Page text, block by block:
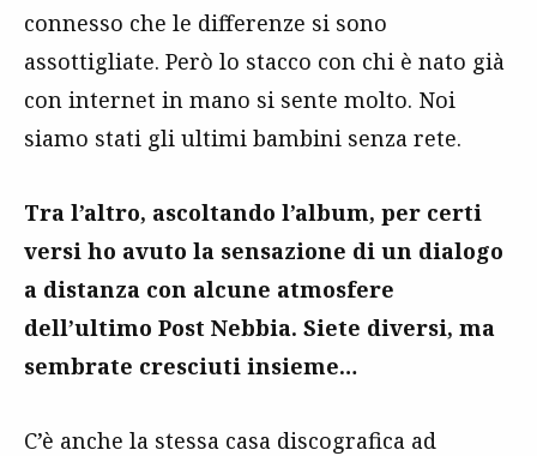
connesso che le differenze si sono
assottigliate. Però lo stacco con chi è nato già
con internet in mano si sente molto. Noi
siamo stati gli ultimi bambini senza rete.
Tra l’altro, ascoltando l’album, per certi
versi ho avuto la sensazione di un dialogo
a distanza con alcune atmosfere
dell’ultimo Post Nebbia. Siete diversi, ma
sembrate cresciuti insieme…
C’è anche la stessa casa discografica ad